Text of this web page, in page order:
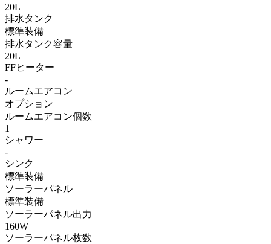
20L
排水タンク
標準装備
排水タンク容量
20L
FFヒーター
-
ルームエアコン
オプション
ルームエアコン個数
1
シャワー
-
シンク
標準装備
ソーラーパネル
標準装備
ソーラーパネル出力
160W
ソーラーパネル枚数